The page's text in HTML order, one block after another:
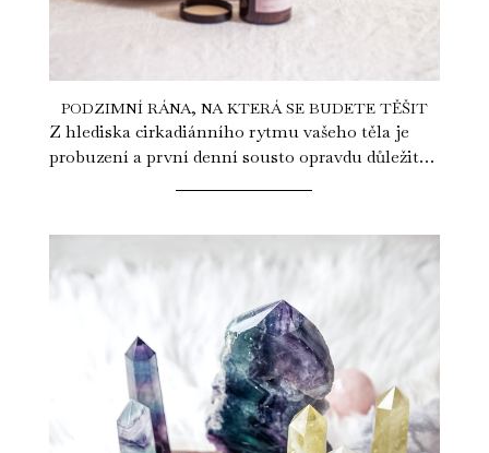
PODZIMNÍ RÁNA, NA KTERÁ SE BUDETE TĚŠIT
Z hlediska cirkadiánního rytmu vašeho těla je
probuzení a první denní sousto opravdu důležité